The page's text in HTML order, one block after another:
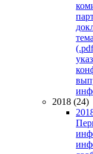
2018 (24)